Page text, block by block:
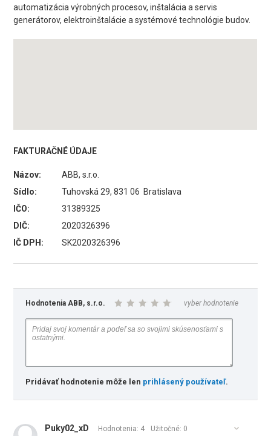
automatizácia výrobných procesov, inštalácia a servis
generátorov, elektroinštalácie a systémové technológie budov.
FAKTURAČNÉ ÚDAJE
Názov:
ABB, s.r.o.
Sídlo:
Tuhovská 29, 831 06 Bratislava
IČO:
31389325
DIČ:
2020326396
IČ DPH:
SK2020326396
Hodnotenia ABB, s.r.o. vyber hodnotenie
Pridávať hodnotenie môže len prihlásený používateľ.
Puky02_xD Hodnotenia: 4 Užitočné: 0